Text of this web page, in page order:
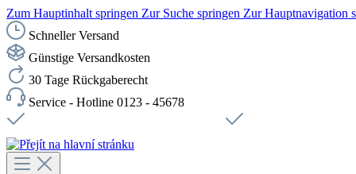
Zum Hauptinhalt springen Zur Suche springen Zur Hauptnavigation
Schneller Versand
Günstige Versandkosten
30 Tage Rückgaberecht
Service - Hotline 0123 - 45678